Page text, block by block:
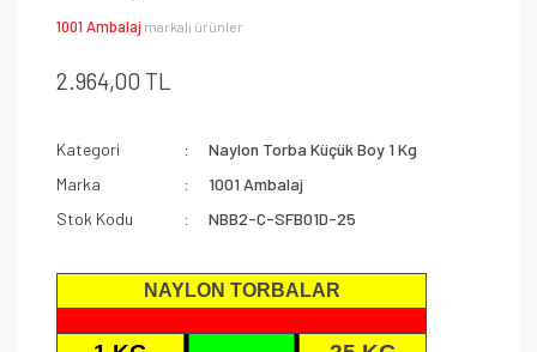
1001 Ambalaj markalı ürünler
2.964,00 TL
Kategori
Naylon Torba Küçük Boy 1 Kg
Marka
1001 Ambalaj
Stok Kodu
NBB2-C-SFB01D-25
NAYLON TORBALAR